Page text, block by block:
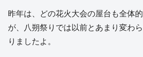
昨年は、どの花火大会の屋台も全体
が、八朔祭りでは以前とあまり変わ
りましたよ。